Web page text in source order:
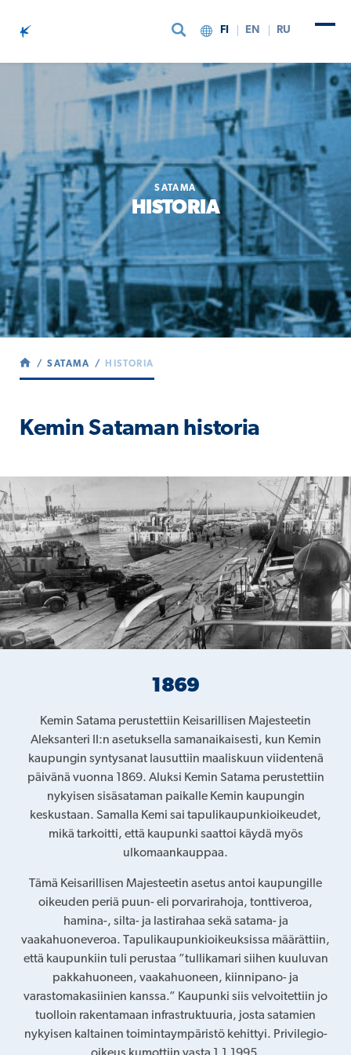
FI EN RU
SATAMA
HISTORIA
SATAMA HISTORIA
Kemin Sataman historia
1869
Kemin Satama perustettiin Keisarillisen Majesteetin
Aleksanteri II:n asetuksella samanaikaisesti, kun Kemin
kaupungin syntysanat lausuttiin maaliskuun viidentenä
päivänä vuonna 1869. Aluksi Kemin Satama perustettiin
nykyisen sisäsataman paikalle Kemin kaupungin
keskustaan. Samalla Kemi sai tapulikaupunkioikeudet,
mikä tarkoitti, että kaupunki saattoi käydä myös
ulkomaankauppaa.
Tämä Keisarillisen Majesteetin asetus antoi kaupungille
oikeuden periä puun- eli porvarirahoja, tonttiveroa,
hamina-, silta- ja lastirahaa sekä satama- ja
vaakahuoneveroa. Tapulikaupunkioikeuksissa määrättiin,
että kaupunkiin tuli perustaa ”tullikamari siihen kuuluvan
pakkahuoneen, vaakahuoneen, kiinnipano- ja
varastomakasiinien kanssa.” Kaupunki siis velvoitettiin jo
tuolloin rakentamaan infrastruktuuria, josta satamien
nykyisen kaltainen toimintaympäristö kehittyi. Privilegio-